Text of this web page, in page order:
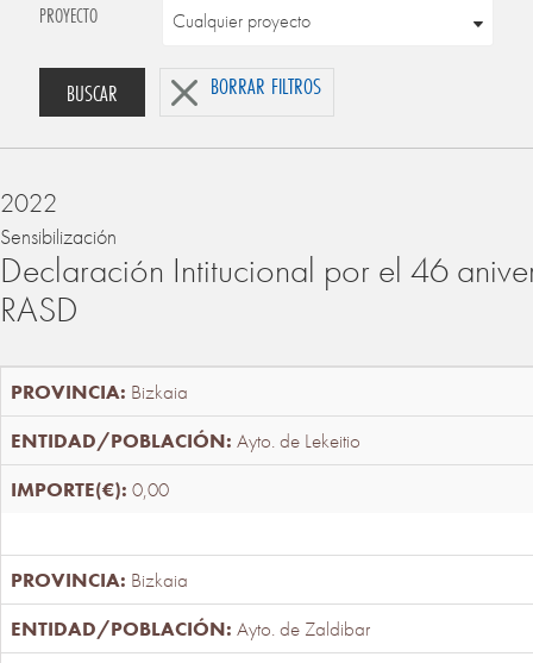
PROYECTO
BUSCAR BORRAR FILTROS
2022
Sensibilización
Declaración Intitucional por el 46
RASD
Bizkaia
Ayto. de Lekeitio
0,00
Bizkaia
Ayto. de Zaldibar